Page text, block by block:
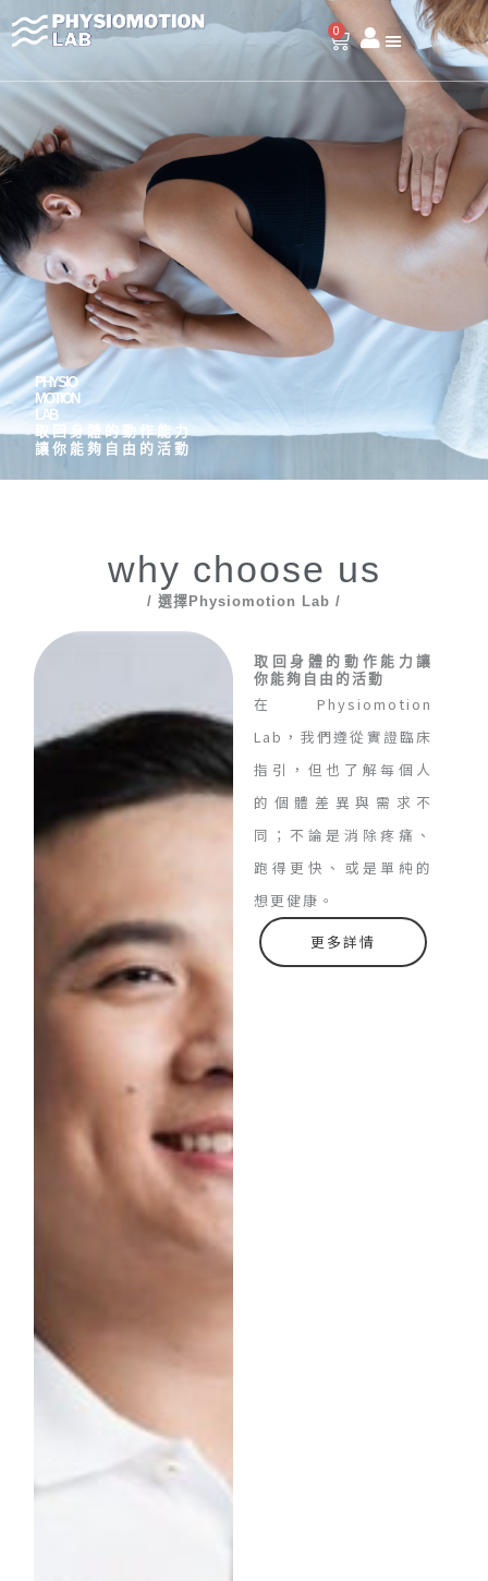
至
要
容
0
購
物
籃
PHYSIO
MOTION
LAB
取回身體的動作能力
讓你能夠自由的活動
why choose us
/ 選擇Physiomotion Lab /
取回身體的動作能力讓
你能夠自由的活動
在Physiomotion
Lab，我們遵從實證臨床
指引，但也了解每個人
的個體差異與需求不
同；不論是消除疼痛、
跑得更快、或是單純的
想更健康。
更多詳情